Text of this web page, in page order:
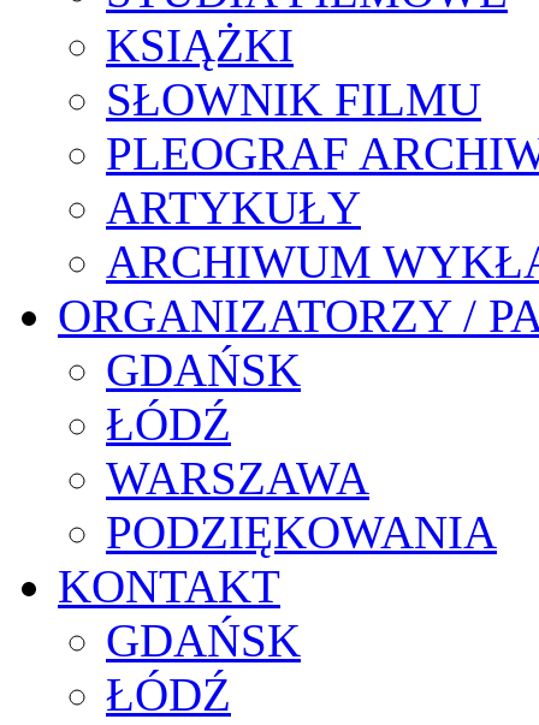
KSIĄŻKI
SŁOWNIK FILMU
PLEOGRAF
ARTYKUŁY
ARCHIWUM
ORGANIZATORZY /
GDAŃSK
ŁÓDŹ
WARSZAWA
PODZIĘKOWANIA
KONTAKT
GDAŃSK
ŁÓDŹ